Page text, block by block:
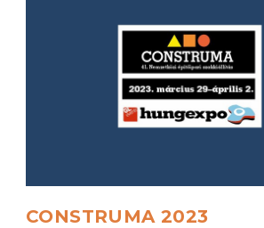
CONSTRUMA 2023